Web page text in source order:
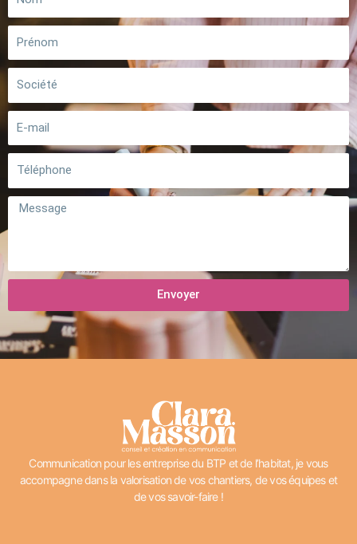
Prénom
Société
E-
mail
Téléphone
Message
Envoyer
Communication pour les entreprise du BTP et de l’habitat, je vous
accompagne dans la valorisation de vos chantiers, de vos équipes et
de vos savoir-faire !